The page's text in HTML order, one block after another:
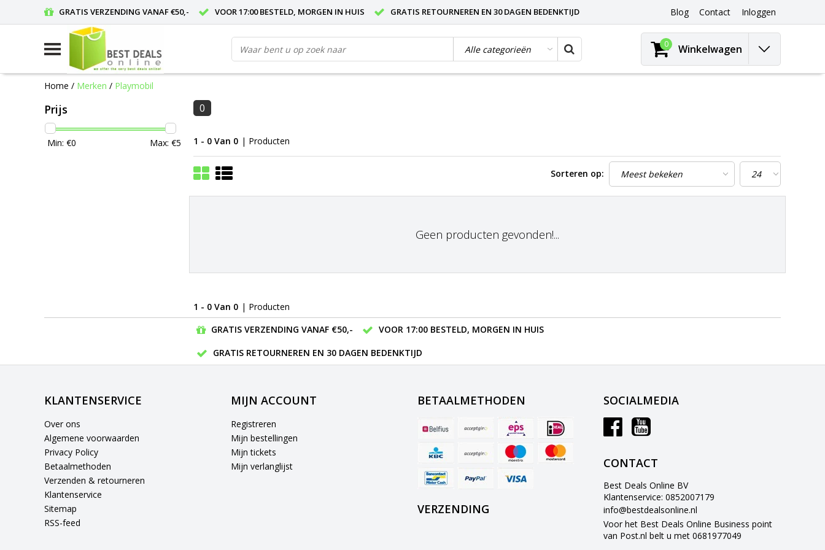
GRATIS VERZENDING VANAF €50,- VOOR 17:00 BESTELD, MORGEN IN HUIS GRATIS RETOURNEREN EN 30 DAGEN BEDENKTIJD Blog Contact Inloggen
0 Winkelwagen
Home / Merken / Playmobil
Prijs
Min: €0 Max: €5
0
1 - 0 Van 0 | Producten
Sorteren op:
Geen producten gevonden!...
1 - 0 Van 0 | Producten
GRATIS VERZENDING VANAF €50,-
VOOR 17:00 BESTELD, MORGEN IN HUIS
GRATIS RETOURNEREN EN 30 DAGEN BEDENKTIJD
KLANTENSERVICE
Over ons
Algemene voorwaarden
Privacy Policy
Betaalmethoden
Verzenden & retourneren
Klantenservice
Sitemap
RSS-feed
MIJN ACCOUNT
Registreren
Mijn bestellingen
Mijn tickets
Mijn verlanglijst
BETAALMETHODEN
VERZENDING
SOCIALMEDIA
CONTACT
Best Deals Online BV
Klantenservice: 0852007179
info@bestdealsonline.nl
Voor het Best Deals Online Business point
van Post.nl belt u met 0681977049